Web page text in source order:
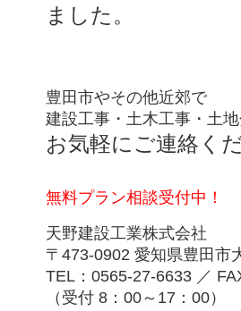
ました。
豊田市やその他近郊で
建設工事・土木工事・土
お気軽にご連絡く
無料プラン相談受付中！
天野建設工業株式会社
〒473-0902 愛知県豊田市
TEL：0565-27-6633 ／
（受付 8：00～17：00）